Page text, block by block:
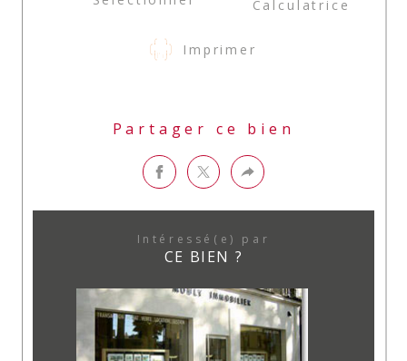
Calculatrice
Imprimer
Partager ce bien
Intéressé(e) par
CE BIEN ?